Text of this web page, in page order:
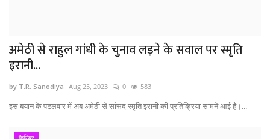
अमेठी से राहुल गांधी के चुनाव लड़ने के सवाल पर स्मृति
इरानी...
by T.R. Sanodiya Aug 25, 2023 0 583
इस बयान के पटलवार में अब अमेठी से सांसद स्मृति इरानी की प्रतिक्रिया सामने आई है।...